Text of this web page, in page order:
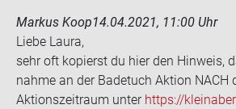
Markus Koop14.04.2021, 11:00 Uhr
Liebe Laura,
sehr oft ko­pierst du hier den Hin­weis,
nah­me an der Ba­de­tuch Ak­ti­on NACH
Ak­ti­ons­zeit­raum unter https://